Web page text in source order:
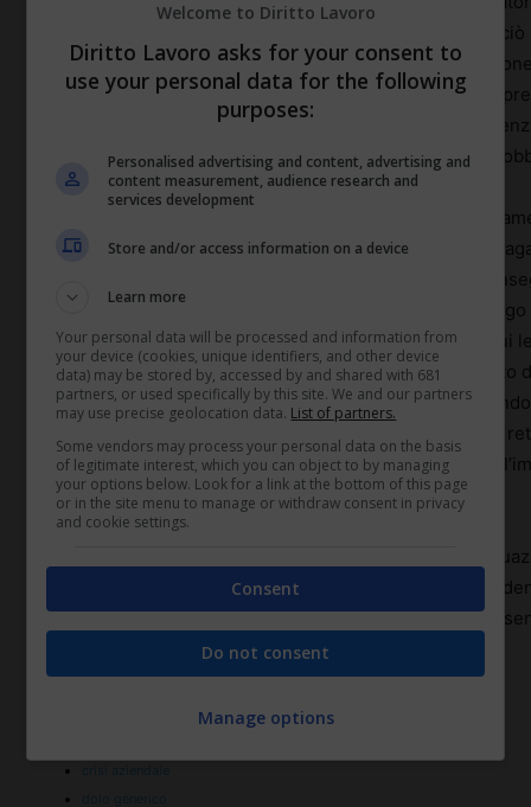
all’obbligo del versamento delle ritenute, anche se
delle retribuzioni medesime. Ha ricordato la
quanto debitore delle retribuzioni nei confronti dei
detrarre dalle stesse l’importo delle ritenute
corrisponderlo all’Erario quale sostituto del soggetto
In questo senso il sostituto adempie
altrui: di qui la conseguenza di ritenerlo vincolato al
cui è vincolato al pagamento delle retribuzioni. Di
sostituto, dovendo questi adempiere al proprio
come adempie a quello di pagare le retribuzioni di cui
è perciò, ritenuto che anche il sopravvenuto fallimento
precedente omesso versamento delle ritenute,
risorse esistenti all’atto della corresponsione delle
proprio obbligo, anche se ciò dovesse comportare
intero ammontare.
Inoltre, quando l’imprenditore, in presenza di una
preferenza al pagamento degli emolumenti ai
ritenute, non può addurre a propria discolpa
ricorrendo in ogni caso il dolo generico.
Welcome to Diritto Lavoro
Diritto Lavoro asks for your consent to
use your personal data for the following
purposes:
Personalised advertising and content, advertising and
content measurement, audience research and
services development
Store and/or access information on a device
Learn more
Your personal data will be processed and information from
your device (cookies, unique identifiers, and other device
data) may be stored by, accessed by and shared with 681
partners, or used specifically by this site. We and our partners
may use precise geolocation data. List of partners.
Some vendors may process your personal data on the basis
of legitimate interest, which you can object to by managing
your options below. Look for a link at the bottom of this page
or in the site menu to manage or withdraw consent in privacy
and cookie settings.
Consent
Do not consent
Manage options